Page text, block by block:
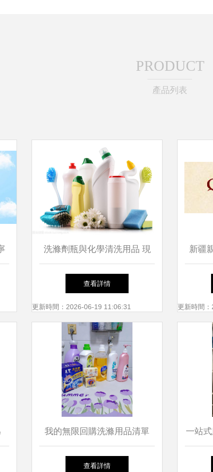
PRODUCT
產品列表
洗滌劑瓶與化學清洗用品 現
代家庭清潔的守護者
查看詳情
更新時間：2026-06-19 11:06:31
新疆
更新時間
我的無限回購洗滌用品清單
潔凈生活的個人心水之選
查看詳情
一站